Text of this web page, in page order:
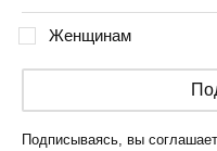
Женщинам
Подписываясь, вы